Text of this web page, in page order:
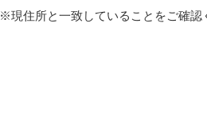
※現住所と一致していることをご確認